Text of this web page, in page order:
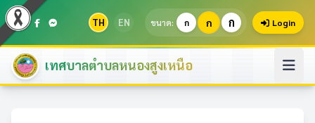
TH EN ขนาด: ก ก ก Login
เทศบาลตำบลหนองสูงเหนือ